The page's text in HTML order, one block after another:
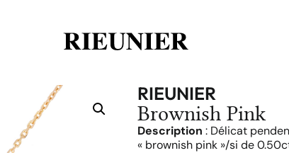
RIEUNIER
Brownish Pink
Description : Délicat
« brownish pink »/si de